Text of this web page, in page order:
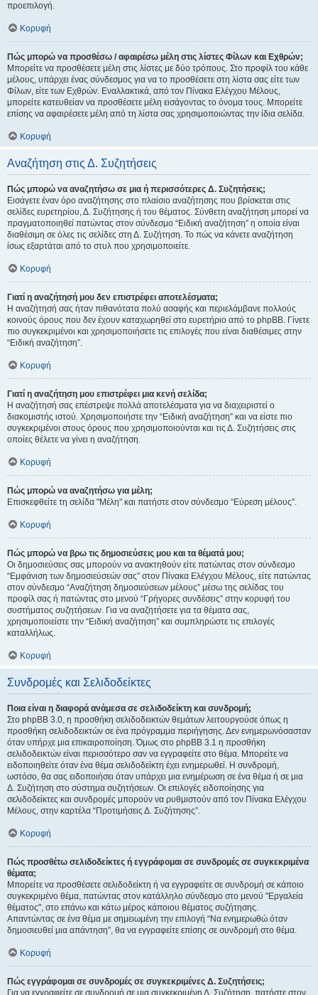
προεπιλογή.
Κορυφή
Πώς μπορώ να προσθέσω / αφαιρέσω μέλη στις λίστες Φίλων και Εχθρών;
Μπορείτε να προσθέσετε μέλη στις λίστες με δύο τρόπους. Στο προφίλ του κάθε
μέλους, υπάρχει ένας σύνδεσμος για να το προσθέσετε στη λίστα σας είτε των
Φίλων, είτε των Εχθρών. Εναλλακτικά, από τον Πίνακα Ελέγχου Μέλους,
μπορείτε κατευθείαν να προσθέσετε μέλη εισάγοντας το όνομα τους. Μπορείτε
επίσης να αφαιρέσετε μέλη από τη λίστα σας χρησιμοποιώντας την ίδια σελίδα.
Κορυφή
Αναζήτηση στις Δ. Συζητήσεις
Πώς μπορώ να αναζητήσω σε μια ή περισσότερες Δ. Συζητήσεις;
Εισάγετε έναν όρο αναζήτησης στο πλαίσιο αναζήτησης που βρίσκεται στις
σελίδες ευρετηρίου, Δ. Συζήτησης ή του θέματος. Σύνθετη αναζήτηση μπορεί να
πραγματοποιηθεί πατώντας στον σύνδεσμο “Ειδική αναζήτηση” η οποία είναι
διαθέσιμη σε όλες τις σελίδες στη Δ. Συζήτηση. Το πώς να κάνετε αναζήτηση
ίσως εξαρτάται από το στυλ που χρησιμοποιείτε.
Κορυφή
Γιατί η αναζήτησή μου δεν επιστρέφει αποτελέσματα;
Η αναζήτησή σας ήταν πιθανότατα πολύ ασαφής και περιελάμβανε πολλούς
κοινούς όρους που δεν έχουν καταχωρηθεί στο ευρετήριο από το phpBB. Γίνετε
πιο συγκεκριμένοι και χρησιμοποιήσετε τις επιλογές που είναι διαθέσιμες στην
“Ειδική αναζήτηση”.
Κορυφή
Γιατί η αναζήτηση μου επιστρέφει μια κενή σελίδα;
Η αναζήτησή σας επέστρεψε πολλά αποτελέσματα για να διαχειριστεί ο
διακομιστής ιστού. Χρησιμοποιήστε την “Ειδική αναζήτηση” και να είστε πιο
συγκεκριμένοι στους όρους που χρησιμοποιούνται και τις Δ. Συζητήσεις στις
οποίες θέλετε να γίνει η αναζήτηση.
Κορυφή
Πώς μπορώ να αναζητήσω για μέλη;
Επισκεφθείτε τη σελίδα "Μέλη" και πατήστε στον σύνδεσμο “Εύρεση μέλους”.
Κορυφή
Πώς μπορώ να βρω τις δημοσιεύσεις μου και τα θέματά μου;
Οι δημοσιεύσεις σας μπορούν να ανακτηθούν είτε πατώντας στον σύνδεσμο
“Εμφάνιση των δημοσιεύσεών σας” στον Πίνακα Ελέγχου Μέλους, είτε πατώντας
στον σύνδεσμο “Αναζήτηση δημοσιεύσεων μέλους” μέσω της σελίδας του
προφίλ σας ή πατώντας στο μενού “Γρήγορες συνδέσεις” στην κορυφή του
συστήματος συζητήσεων. Για να αναζητήσετε για τα θέματα σας,
χρησιμοποιείστε την “Ειδική αναζήτηση” και συμπληρώστε τις επιλογές
καταλλήλως.
Κορυφή
Συνδρομές και Σελιδοδείκτες
Ποια είναι η διαφορά ανάμεσα σε σελιδοδείκτη και συνδρομή;
Στο phpBB 3.0, η προσθήκη σελιδοδεικτών θεμάτων λειτουργούσε όπως η
προσθήκη σελιδοδεικτών σε ένα πρόγραμμα περιήγησης. Δεν ενημερωνόσασταν
όταν υπήρχε μια επικαιροποίηση. Όμως στο phpBB 3.1 η προσθήκη
σελιδοδεικτών είναι περισσότερο σαν να εγγραφείτε στο θέμα. Μπορείτε να
ειδοποιηθείτε όταν ένα θέμα σελιδοδείκτη έχει ενημερωθεί. Η συνδρομή,
ωστόσο, θα σας ειδοποιήσει όταν υπάρχει μια ενημέρωση σε ένα θέμα ή σε μια
Δ. Συζήτηση στο σύστημα συζητήσεων. Οι επιλογές ειδοποίησης για
σελιδοδείκτες και συνδρομές μπορούν να ρυθμιστούν από τον Πίνακα Ελέγχου
Μέλους, στην καρτέλα “Προτιμήσεις Δ. Συζήτησης”.
Κορυφή
Πώς προσθέτω σελιδοδείκτες ή εγγράφομαι σε συνδρομές σε συγκεκριμένα
θέματα;
Μπορείτε να προσθέσετε σελιδοδείκτη ή να εγγραφείτε σε συνδρομή σε κάποιο
συγκεκριμένο θέμα, πατώντας στον κατάλληλο σύνδεσμο στο μενού "Εργαλεία
θέματος", στο επάνω και κάτω μέρος κάποιου θέματος συζήτησης.
Απαντώντας σε ένα θέμα με σημειωμένη την επιλογή “Να ενημερωθώ όταν
δημοσιευθεί μια απάντηση”, θα να εγγραφείτε επίσης σε συνδρομή στο θέμα.
Κορυφή
Πώς εγγράφομαι σε συνδρομές σε συγκεκριμένες Δ. Συζητήσεις;
Για να εγγραφείτε σε συνδρομή σε μια συγκεκριμένη Δ. Συζήτηση, πατήστε στον